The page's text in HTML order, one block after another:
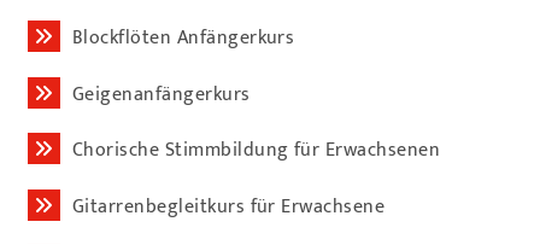
Blockflöten Anfängerkurs
Geigenanfängerkurs
Chorische Stimmbildung für Erwachsenen
Gitarrenbegleitkurs für Erwachsene